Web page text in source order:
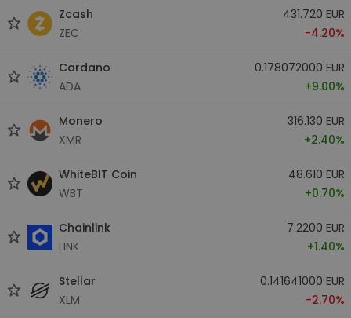
Zcash
ZEC
431.720 EUR
-4.20%
Cardano
ADA
0.178072000 EUR
+9.00%
Monero
XMR
316.130 EUR
+2.40%
WhiteBIT Coin
WBT
48.610 EUR
+0.70%
Chainlink
LINK
7.2200 EUR
+1.40%
Stellar
XLM
0.141641000 EUR
-2.70%